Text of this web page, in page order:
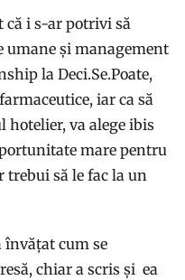
că i s-ar potrivi să
umane și management
la Deci.Se.Poate,
iar ca să
hotelier, va alege ibis
mare pentru
trebui să le fac la un
învățat cum se
chiar a scris și ea